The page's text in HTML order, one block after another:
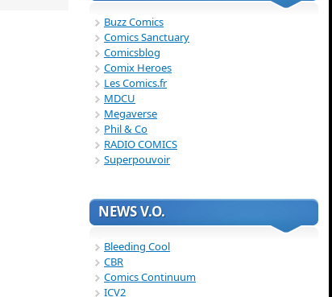
Buzz Comics
Comics Sanctuary
Comicsblog
Comix Heroes
Les Comics.fr
MDCU
Megaverse
Phil & Co
RADIO COMICS
Superpouvoir
NEWS V.O.
Bleeding Cool
CBR
Comics Continuum
ICV2